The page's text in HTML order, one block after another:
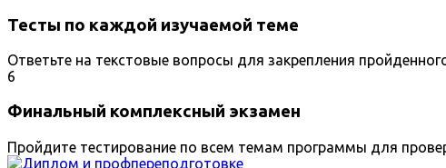
Тесты по каждой изучаемой теме
Ответьте на текстовые вопросы для закрепления
6
Финальный комплексный экзамен
Пройдите тестирование по всем темам программы для